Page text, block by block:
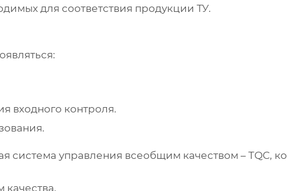
для соответствия продукции ТУ.
входного контроля.
система управления всеобщим качеством – TQC,